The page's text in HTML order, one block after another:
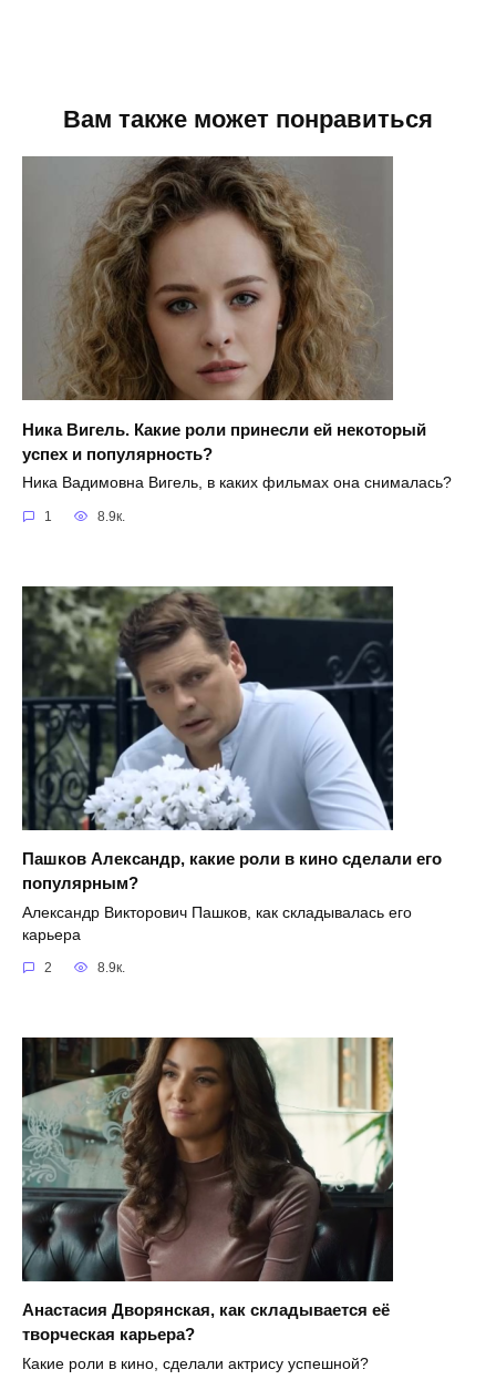
Вам также может понравиться
Ника Вигель. Какие роли принесли ей некоторый
успех и популярность?
Ника Вадимовна Вигель, в каких фильмах она снималась?
1 8.9к.
Пашков Александр, какие роли в кино сделали его
популярным?
Александр Викторович Пашков, как складывалась его
карьера
2 8.9к.
Анастасия Дворянская, как складывается её
творческая карьера?
Какие роли в кино, сделали актрису успешной?